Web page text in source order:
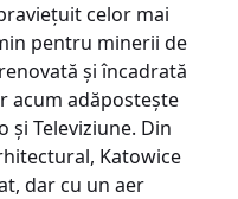
celor mai
pentru minerii de
și încadrată
acum adăpostește
și Televiziune. Din
Katowice
dar cu un aer